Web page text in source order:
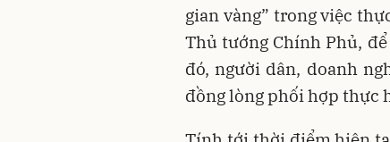
gian vàng” trong việc
Thủ tướng Chính Phủ,
đó, người dân, doanh
đồng lòng phối hợp thực